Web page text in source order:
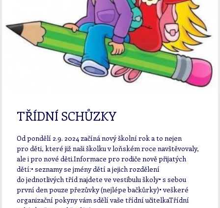
TŘÍDNÍ SCHŮZKY
Od pondělí 2.9. 2024 začíná nový školní rok a to nejen
pro děti, které již naši školku v loňském roce navštěvovaly,
ale i pro nové děti.Informace pro rodiče nově přijatých
dětí:• seznamy se jmény dětí a jejich rozdělení
do jednotlivých tříd najdete ve vestibulu školy• s sebou
první den pouze přezůvky (nejlépe bačkůrky)• veškeré
organizační pokyny vám sdělí vaše třídní učitelkaTřídní